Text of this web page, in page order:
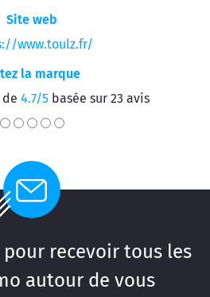
Site web
www.toulz.fr/
la marque
4.7/5basée sur 23 avis
pour recevoir tous les
autour de vous